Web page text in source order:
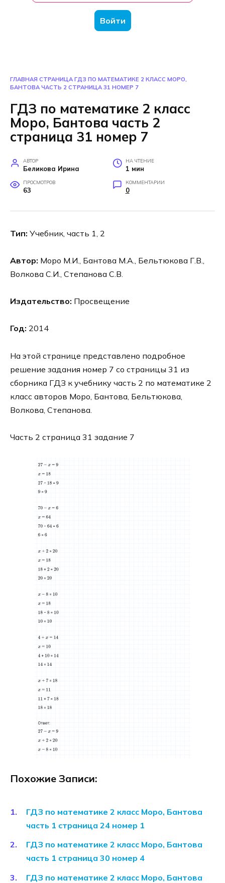
Войти
ГЛАВНАЯ СТРАНИЦА ГДЗ ПО МАТЕМАТИКЕ 2 КЛАСС МОРО,
БАНТОВА ЧАСТЬ 2 СТРАНИЦА 31 НОМЕР 7
ГДЗ по математике 2 класс
Моро, Бантова часть 2
страница 31 номер 7
АВТОР
Беликова Ирина
НА ЧТЕНИЕ
1 мин
ПРОСМОТРОВ
63
КОММЕНТАРИИ
0
Тип: Учебник, часть 1, 2
Автор: Моро М.И., Бантова М.А., Бельтюкова Г.В.,
Волкова С.И., Степанова С.В.
Издательство: Просвещение
Год: 2014
На этой странице представлено подробное
решение задания номер 7 со страницы 31 из
сборника ГДЗ к учебнику часть 2 по математике 2
класс авторов Моро, Бантова, Бельтюкова,
Волкова, Степанова.
Часть 2 страница 31 задание 7
Похожие Записи:
ГДЗ по математике 2 класс Моро, Бантова
часть 1 страница 24 номер 1
ГДЗ по математике 2 класс Моро, Бантова
часть 1 страница 30 номер 4
ГДЗ по математике 2 класс Моро, Бантова